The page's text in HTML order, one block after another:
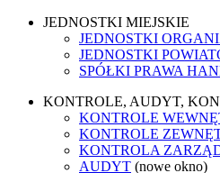
JEDNOSTKI MIEJSKIE
JEDNOSTKI
JEDNOSTKI
SPÓŁKI PRAWA
KONTROLE, AUDYT,
KONTROLE
KONTROLE
KONTROLA
AUDYT (nowe okno)